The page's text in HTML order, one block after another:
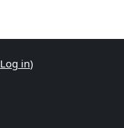
Log in)